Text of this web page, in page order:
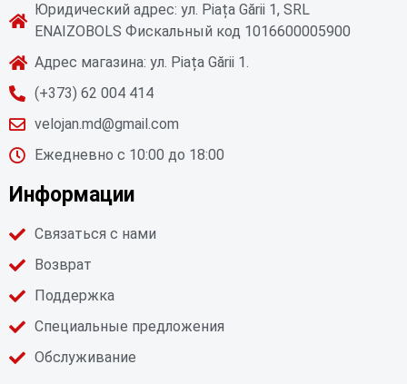
Юридический адрес: ул. Piața Gării 1, SRL
ENAIZOBOLS Фискальный код 1016600005900
Адрес магазина: ул. Piața Gării 1.
(+373) 62 004 414
velojan.md@gmail.com
Ежедневно с 10:00 до 18:00
Информации
Связаться с нами
Возврат
Поддержка
Специальные предложения
Обслуживание